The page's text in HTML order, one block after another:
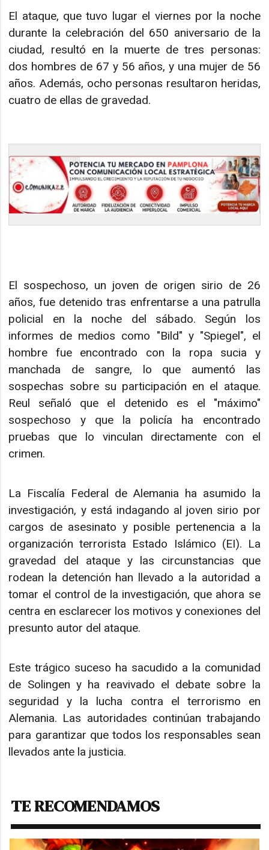
El ataque, que tuvo lugar el viernes por la noche
durante la celebración del 650 aniversario de la
ciudad, resultó en la muerte de tres personas:
dos hombres de 67 y 56 años, y una mujer de 56
años. Además, ocho personas resultaron heridas,
cuatro de ellas de gravedad.
El sospechoso, un joven de origen sirio de 26
años, fue detenido tras enfrentarse a una patrulla
policial en la noche del sábado. Según los
informes de medios como "Bild" y "Spiegel", el
hombre fue encontrado con la ropa sucia y
manchada de sangre, lo que aumentó las
sospechas sobre su participación en el ataque.
Reul señaló que el detenido es el "máximo"
sospechoso y que la policía ha encontrado
pruebas que lo vinculan directamente con el
crimen.
La Fiscalía Federal de Alemania ha asumido la
investigación, y está indagando al joven sirio por
cargos de asesinato y posible pertenencia a la
organización terrorista Estado Islámico (EI). La
gravedad del ataque y las circunstancias que
rodean la detención han llevado a la autoridad a
tomar el control de la investigación, que ahora se
centra en esclarecer los motivos y conexiones del
presunto autor del ataque.
Este trágico suceso ha sacudido a la comunidad
de Solingen y ha reavivado el debate sobre la
seguridad y la lucha contra el terrorismo en
Alemania. Las autoridades continúan trabajando
para garantizar que todos los responsables sean
llevados ante la justicia.
TE RECOMENDAMOS